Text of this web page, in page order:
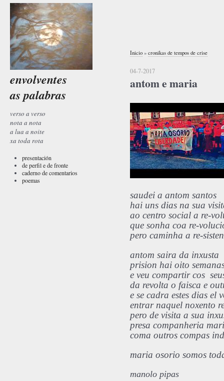
envolventes
as palabras
verso a verso
nota a nota
a lua a noite
xa toda rota
presentación
de perfil e de fronte
caderno de comentarios
poemas
Inicio » cronikas de tempos de crise
04-7-2017
antom e maria
saudei a antom santos
hai uns dias na sua
ao centro social a re-
que sonha coa re-
pero caminha a re-
antom saira da inxusta
prision hai oito
e veu compartir cos
da revolta o faisca e
e se cadra estes dias el
entrar naquel noxento
pero de visita a sua
presa companheria
coma outros compas
maria osorio somos
manolo pipas